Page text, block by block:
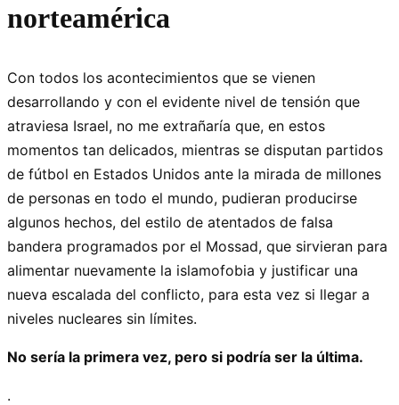
norteamérica
Con todos los acontecimientos que se vienen
desarrollando y con el evidente nivel de tensión que
atraviesa Israel, no me extrañaría que, en estos
momentos tan delicados, mientras se disputan partidos
de fútbol en Estados Unidos ante la mirada de millones
de personas en todo el mundo, pudieran producirse
algunos hechos, del estilo de atentados de falsa
bandera programados por el Mossad, que sirvieran para
alimentar nuevamente la islamofobia y justificar una
nueva escalada del conflicto, para esta vez si llegar a
niveles nucleares sin límites.
No sería la primera vez, pero si podría ser la última.
.